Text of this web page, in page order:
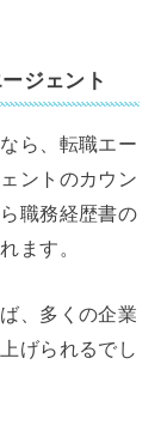
ジェント
ら、転職エー
ントのカウン
職務経歴書の
ます。
、多くの企業
げられるでし